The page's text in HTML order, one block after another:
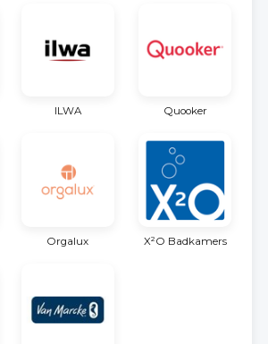
ILWA Quooker
Orgalux X²O Badkamers